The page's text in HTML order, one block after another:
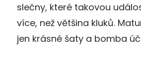
slečny, které takovou
více, než většina kluků.
jen krásné šaty a bomba